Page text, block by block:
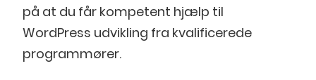
på at du får kompetent hjælp til
WordPress udvikling fra kvalificerede
programmører.